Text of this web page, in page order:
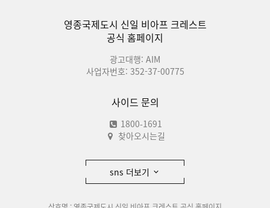
영종국제도시 신일 비아프 크레스트
공식 홈페이지
광고대행: AIM
사업자번호: 352-37-00775
사이드 문의
1800-1691
찾아오시는길
sns 더보기